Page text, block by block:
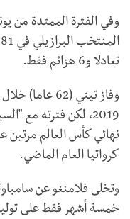
تعادلا و6 هزائم فقط.
وفاز تيتي
2019، لكن فترته مع
كرواتيا العام الماضي.
وتخلى فلامنغو عن
خمسة أشهر فقط على